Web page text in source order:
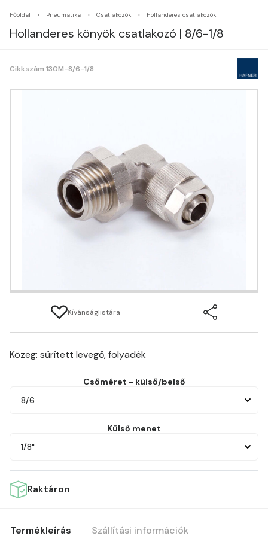
Főoldal Pneumatika Csatlakozók Hollanderes csatlakozók
Hollanderes könyök csatlakozó | 8/6-1/8
Cikkszám 130M-8/6-1/8
Kívánságlistára
Közeg: sűrített levegő, folyadék
Csőméret - külső/belső
8/6
Külső menet
1/8"
Raktáron
Termékleírás Szállítási információk